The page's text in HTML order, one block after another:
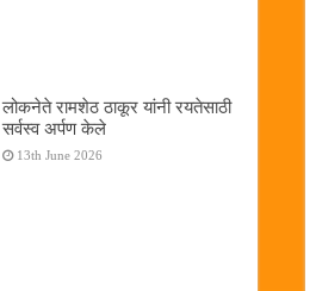
लोकनेते रामशेठ ठाकूर यांनी रयतेसाठी
सर्वस्व अर्पण केले
13th June 2026